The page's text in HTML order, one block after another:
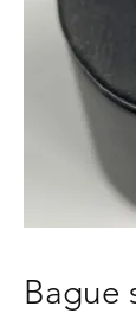
Bague